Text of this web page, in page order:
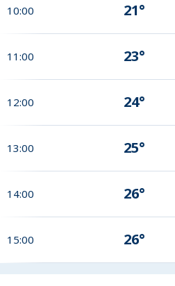
10:00 21°
11:00 23°
12:00 24°
13:00 25°
14:00 26°
15:00 26°